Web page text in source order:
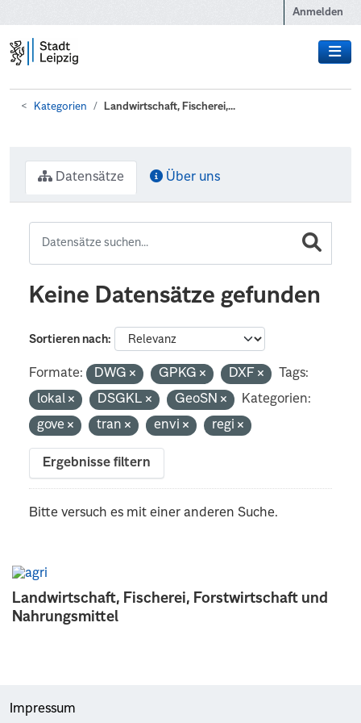
Anmelden
Kategorien Landwirtschaft, Fischerei,...
Landwirtschaft, Fischerei, Forstwirtschaft und
Nahrungsmittel
Datensätze Über uns
Keine Datensätze gefunden
Sortieren nach
Formate: DWG GPKG DXF
Tags:
lokal
DSGKL GeoSN
Kategorien:
gove
tran envi regi
Ergebnisse filtern
Bitte versuch es mit einer anderen Suche.
Impressum